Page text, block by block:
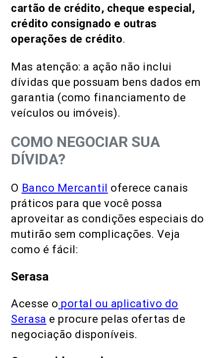
cartão de crédito, cheque especial,
crédito consignado e outras
operações de crédito.
Mas atenção: a ação não inclui
dívidas que possuam bens dados em
garantia (como financiamento de
veículos ou imóveis).
COMO NEGOCIAR SUA
DÍVIDA?
O Banco Mercantil oferece canais
práticos para que você possa
aproveitar as condições especiais do
mutirão sem complicações. Veja
como é fácil:
Serasa
Acesse o portal ou aplicativo do
Serasa e procure pelas ofertas de
negociação disponíveis.